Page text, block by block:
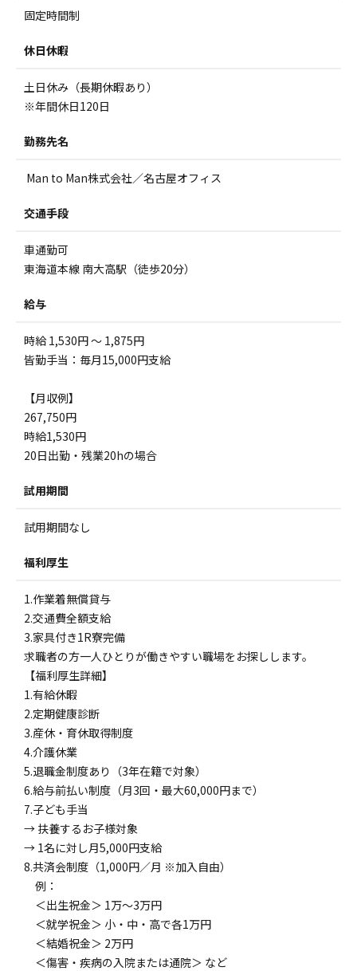
固定時間制
休日休暇
土日休み（長期休暇あり）
※年間休日120日
勤務先名
Man to Man株式会社／名古屋オフィス
交通手段
車通勤可
東海道本線 南大高駅（徒歩20分）
給与
時給 1,530円 ～ 1,875円
皆勤手当：毎月15,000円支給
【月収例】
267,750円
時給1,530円
20日出勤・残業20hの場合
試用期間
試用期間なし
福利厚生
1.作業着無償貸与
2.交通費全額支給
3.家具付き1R寮完備
求職者の方一人ひとりが働きやすい職場をお探しします。
【福利厚生詳細】
1.有給休暇
2.定期健康診断
3.産休・育休取得制度
4.介護休業
5.退職金制度あり（3年在籍で対象）
6.給与前払い制度（月3回・最大60,000円まで）
7.子ども手当
→ 扶養するお子様対象
→ 1名に対し月5,000円支給
8.共済会制度（1,000円／月 ※加入自由）
例：
＜出生祝金＞ 1万～3万円
＜就学祝金＞ 小・中・高で各1万円
＜結婚祝金＞ 2万円
＜傷害・疾病の入院または通院＞ など